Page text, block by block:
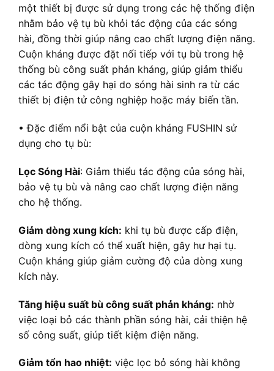
một thiết bị được sử dụng trong các hệ thống điện
nhằm bảo vệ tụ bù khỏi tác động của các sóng
hài, đồng thời giúp nâng cao chất lượng điện năng.
Cuộn kháng được đặt nối tiếp với tụ bù trong hệ
thống bù công suất phản kháng, giúp giảm thiểu
các tác động gây hại do sóng hài sinh ra từ các
thiết bị điện tử công nghiệp hoặc máy biến tần.
• Đặc điểm nổi bật của cuộn kháng FUSHIN sử
dụng cho tụ bù:
Lọc Sóng Hài: Giảm thiểu tác động của sóng hài,
bảo vệ tụ bù và nâng cao chất lượng điện năng
cho hệ thống.
Giảm dòng xung kích: khi tụ bù được cấp điện,
dòng xung kích có thể xuất hiện, gây hư hại tụ.
Cuộn kháng giúp giảm cường độ của dòng xung
kích này.
Tăng hiệu suất bù công suất phản kháng: nhờ
việc loại bỏ các thành phần sóng hài, cải thiện hệ
số công suất, giúp tiết kiệm điện năng.
Giảm tổn hao nhiệt: việc lọc bỏ sóng hài không